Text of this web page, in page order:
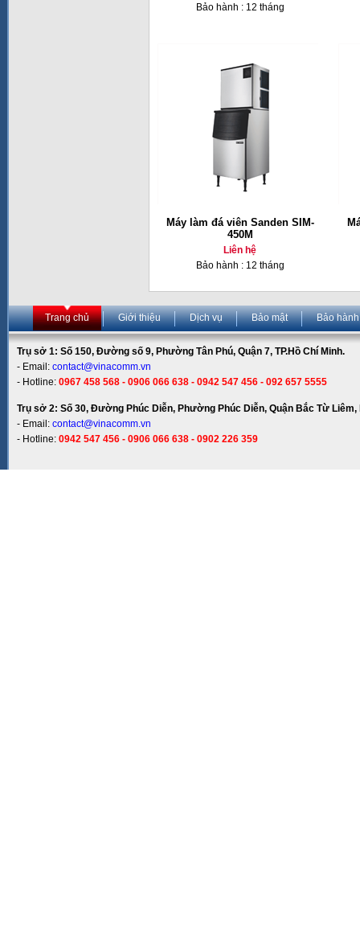
Bảo hành : 12 tháng
Máy làm đá viên Sanden SIM-
450M
Liên hệ
Bảo hành : 12 tháng
Trang chủ Giới thiệu Dịch vụ Bảo mật Bảo hành
Trụ sở 1: Số 150, Đường số 9, Phường Tân Phú, Quận 7, TP.Hồ Chí Minh.
- Email: contact@vinacomm.vn
- Hotline: 0967 458 568 - 0906 066 638 - 0942 547 456 - 092 657 5555
Trụ sở 2: Số 30, Đường Phúc Diễn, Phường Phúc Diễn, Quận Bắc Từ Liêm,
- Email: contact@vinacomm.vn
- Hotline: 0942 547 456 - 0906 066 638 - 0902 226 359